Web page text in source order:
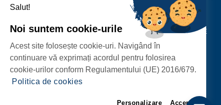
PROTECȚIA DATELOR PERSONALE
PRIMĂRIA MUNICIPIULUI
P-ȚA 25 OCTOMBRIE, NR. 1 CORP M, 440026 SATU MARE
Salut!
Noi suntem cookie-urile
Acest site folosește cookie-uri. Navigând în
continuare vă exprimați acordul pentru folosirea
cookie-urilor conform Regulamentului (UE) 2016/679.
Politica de cookies
Personalizare Accept